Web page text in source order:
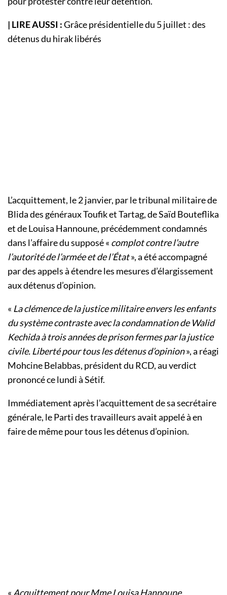
| LIRE AUSSI :Grâce présidentielle du 5 juillet : des
détenus du hirak libérés
L’acquittement, le 2 janvier, par le tribunal militaire de
Blida des généraux Toufik et Tartag, de Saïd Bouteflika
et de Louisa Hannoune, précédemment condamnés
dans l’affaire du supposé « complot contre l’autre
l’autorité de l’armée et de l’État», a été accompagné
par des appels à étendre les mesures d’élargissement
aux détenus d’opinion.
« La clémence de la justice militaire envers les enfants
du système contraste avec la condamnation de Walid
Kechida à trois années de prison fermes par la justice
civile. Liberté pour tous les détenus d’opinion», a réagi
Mohcine Belabbas, président du RCD, au verdict
prononcé ce lundi à Sétif.
Immédiatement après l’acquittement de sa secrétaire
générale, le Parti des travailleurs avait appelé à en
faire de même pour tous les détenus d’opinion.
« Acquittement pour Mme Louisa Hannoune,